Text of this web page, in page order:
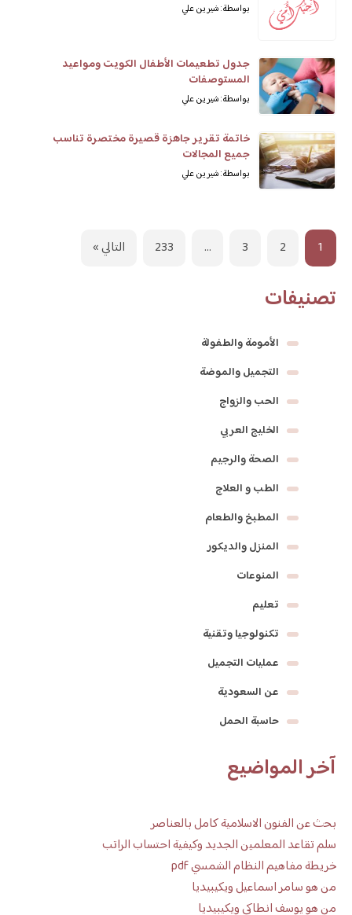
بواسطة: شيرين علي
جدول تطعيمات الأطفال الكويت ومواعيد
المستوصفات
بواسطة: شيرين علي
خاتمة تقرير جاهزة قصيرة مختصرة تناسب
جميع المجالات
بواسطة: شيرين علي
1
2
3
…
233 التالي »
تصنيفات
الأمومة والطفولة
التجميل والموضة
الحب والزواج
الخليج العربي
الصحة والرجيم
الطب و العلاج
المطبخ والطعام
المنزل والديكور
المنوعات
تعليم
تكنولوجيا وتقنية
عمليات التجميل
عن السعودية
حاسبة الحمل
آخر المواضيع
بحث عن الفنون الاسلامية كامل بالعناصر
سلم تقاعد المعلمين الجديد وكيفية احتساب الراتب
خريطة مفاهيم النظام الشمسي pdf
من هو سامر اسماعيل ويكيبيديا
من هو يوسف انطاكي ويكيبيديا